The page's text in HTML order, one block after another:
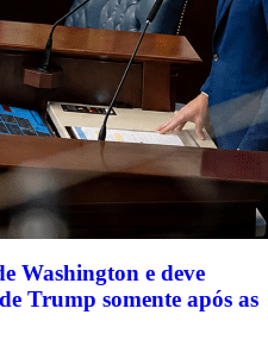
Washington e deve
Trump somente após as